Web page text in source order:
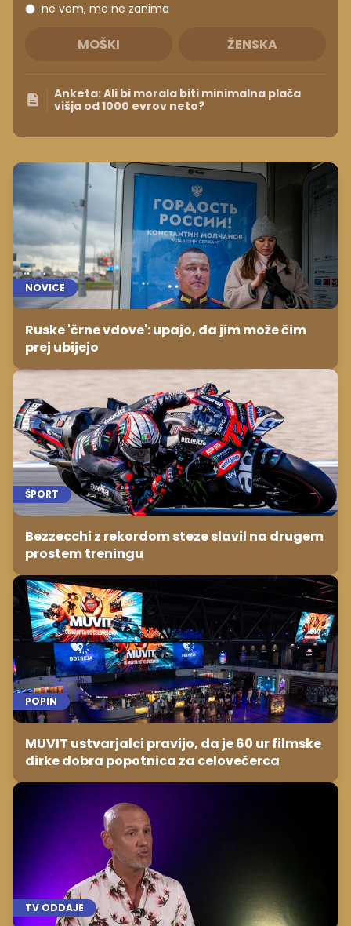
ne vem, me ne zanima
MOŠKI ŽENSKA
Anketa: Ali bi morala biti minimalna plača
višja od 1000 evrov neto?
NOVICE
Ruske 'črne vdove': upajo, da jim može čim
prej ubijejo
ŠPORT
Bezzecchi z rekordom steze slavil na drugem
prostem treningu
POPIN
MUVIT ustvarjalci pravijo, da je 60 ur filmske
dirke dobra popotnica za celovečerca
TV ODDAJE